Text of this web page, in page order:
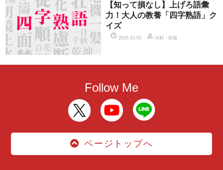
【知って損なし】上げろ語彙
力！大人の教養「四字熟語」ク
イズ
2016.10.02 河村・拓哉
Follow Me
ページトップへ